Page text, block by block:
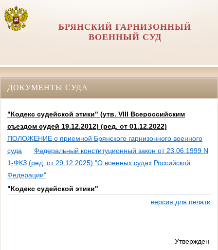
БРЯНСКИЙ ГАРНИЗОННЫЙ
ВОЕННЫЙ СУД
ДОКУМЕНТЫ СУДА
"Кодекс судейской этики" (утв. VIII Всероссийским
съездом судей 19.12.2012) (ред. от 01.12.2022)
ПОЛОЖЕНИЕ о приемной Брянского гарнизонного военного
суда
Федеральный конституционный закон от 23.06.1999 N
1-ФКЗ (ред. от 29.12.2025) "О военных судах Российской
Федерации"
"Кодекс судейской этики"
версия для печати
Утвержден